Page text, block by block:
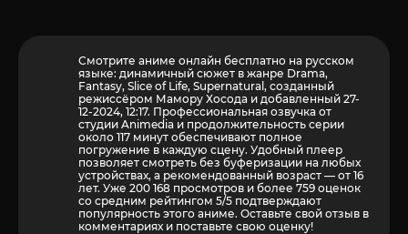
Смотрите аниме онлайн бесплатно на русском
языке: динамичный сюжет в жанре Drama,
Fantasy, Slice of Life, Supernatural, созданный
режиссёром Мамору Хосода и добавленный 27-
12-2024, 12:17. Профессиональная озвучка от
студии Animedia и продолжительность серии
около 117 минут обеспечивают полное
погружение в каждую сцену. Удобный плеер
позволяет смотреть без буферизации на любых
устройствах, а рекомендованный возраст — от 16
лет. Уже 200 168 просмотров и более 759 оценок
со средним рейтингом 5/5 подтверждают
популярность этого аниме. Оставьте свой отзыв в
комментариях и поставьте свою оценку!